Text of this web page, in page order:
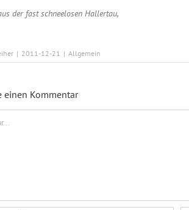
der fast schneelosen Hallertau,
| 2011-12-21 | Allgemein
einen Kommentar